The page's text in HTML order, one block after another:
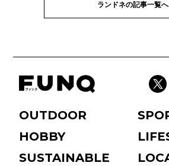
ランドネの記事一覧へ
OUTDOOR
HOBBY
SUSTAINABLE